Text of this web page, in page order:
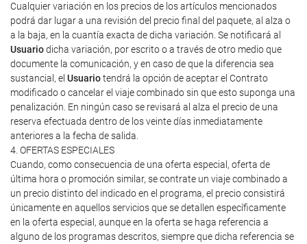
Cualquier variación en los precios de los artículos mencionados
podrá dar lugar a una revisión del precio final del paquete, al alza o
a la baja, en la cuantía exacta de dicha variación. Se notificará al
Usuariodicha variación, por escrito o a través de otro medio que
documente la comunicación, y en caso de que la diferencia sea
sustancial, el Usuariotendrá la opción de aceptar el Contrato
modificado o cancelar el viaje combinado sin que esto suponga una
penalización. En ningún caso se revisará al alza el precio de una
reserva efectuada dentro de los veinte días inmediatamente
anteriores a la fecha de salida.
4. OFERTAS ESPECIALES
Cuando, como consecuencia de una oferta especial, oferta de
última hora o promoción similar, se contrate un viaje combinado a
un precio distinto del indicado en el programa, el precio consistirá
únicamente en aquellos servicios que se detallen específicamente
en la oferta especial, aunque en la oferta se haga referencia a
alguno de los programas descritos, siempre que dicha referencia se